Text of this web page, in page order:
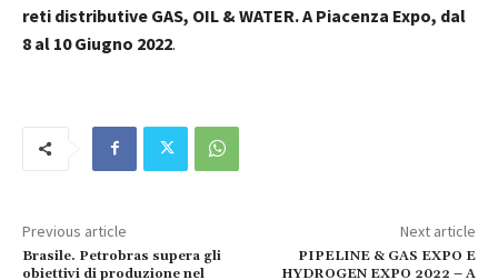
reti distributive GAS, OIL & WATER. A Piacenza Expo, dal
8 al 10 Giugno 2022.
Previous article
Brasile. Petrobras supera gli
obiettivi di produzione nel
Next article
PIPELINE & GAS EXPO E
HYDROGEN EXPO 2022 – A